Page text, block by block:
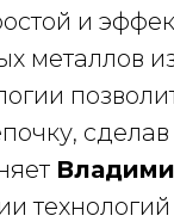
и
металлов